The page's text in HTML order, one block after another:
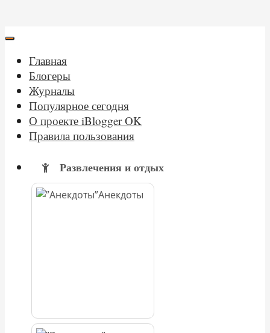
Главная
Блогеры
Журналы
Популярное сегодня
О проекте iBlogger OK
Правила пользования
Развлечения и отдых
Анекдоты